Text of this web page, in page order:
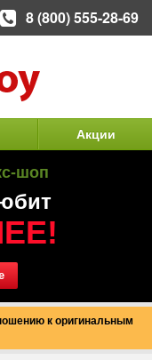
Акции
шоп
к оригинальным
8 (800) 555-28-69